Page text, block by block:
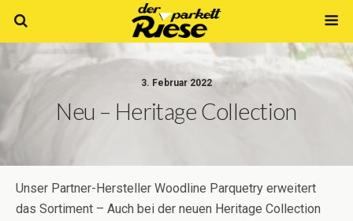
3. Februar 2022
Neu – Heritage Collection
Unser Partner-Hersteller Woodline Parquetry erweitert
das Sortiment – Auch bei der neuen Heritage Collection